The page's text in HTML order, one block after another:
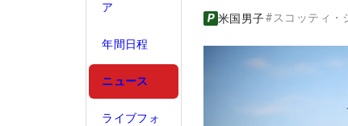
ア
年間日程
ニュース
ライブフォ
米国男子#スコッティ・